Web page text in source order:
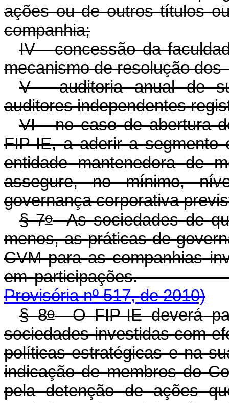
ações ou de outros títulos
companhia;
IV - concessão da
mecanismo de resolução
V - auditoria anual de
auditores independentes
VI - no caso de abertura
FIP-IE, a aderir a
entidade mantenedora de
assegure, no mínimo,
governança corporativa
§ 7oAs sociedades de
menos, as práticas de
CVM para as companhias
em
Provisória nº 517, de 2010)
§ 8oO FIP-IE deverá
sociedades investidas com
políticas estratégicas e na
indicação de membros do
pela detenção de ações